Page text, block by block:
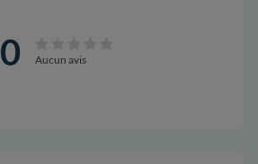
0 Aucun avis